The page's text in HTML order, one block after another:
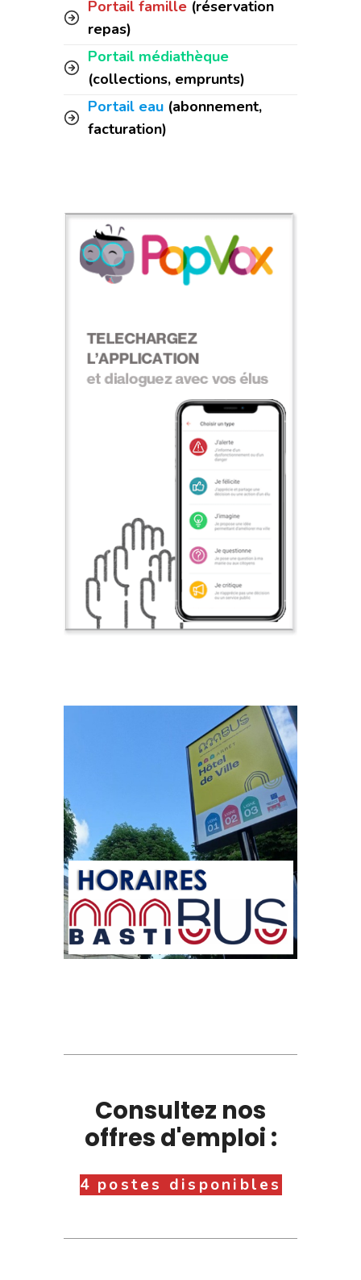
Portail famille (réservation
repas)
Portail médiathèque
(collections, emprunts)
Portail eau (abonnement,
facturation)
Consultez nos
offres d'emploi :
4 postes disponibles